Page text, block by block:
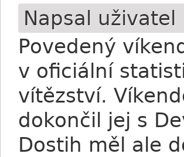
Napsal uživatel
Povedený
v oficiální
vítězství.
dokončil jej s
Dostih měl ale